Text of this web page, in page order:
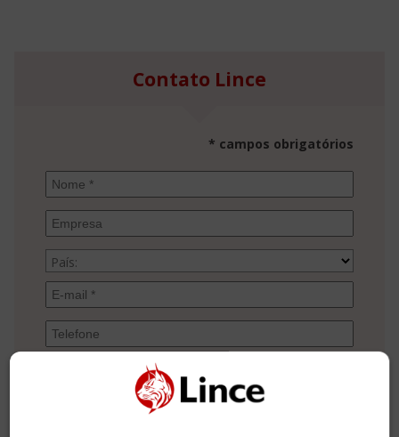
Contato Lince
* campos obrigatórios
País: